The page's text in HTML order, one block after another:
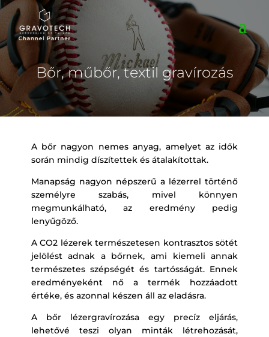
Bőr, műbőr, textil gravírozás
A bőr nagyon nemes anyag, amelyet az idők
során mindig díszítettek és átalakítottak.
Manapság nagyon népszerű a lézerrel történő
személyre szabás, mivel könnyen
megmunkálható, az eredmény pedig
lenyűgöző.
A CO2 lézerek természetesen kontrasztos sötét
jelölést adnak a bőrnek, ami kiemeli annak
természetes szépségét és tartósságát. Ennek
eredményeként nő a termék hozzáadott
értéke, és azonnal készen áll az eladásra.
A bőr lézergravírozása egy precíz eljárás,
lehetővé teszi olyan minták létrehozását,